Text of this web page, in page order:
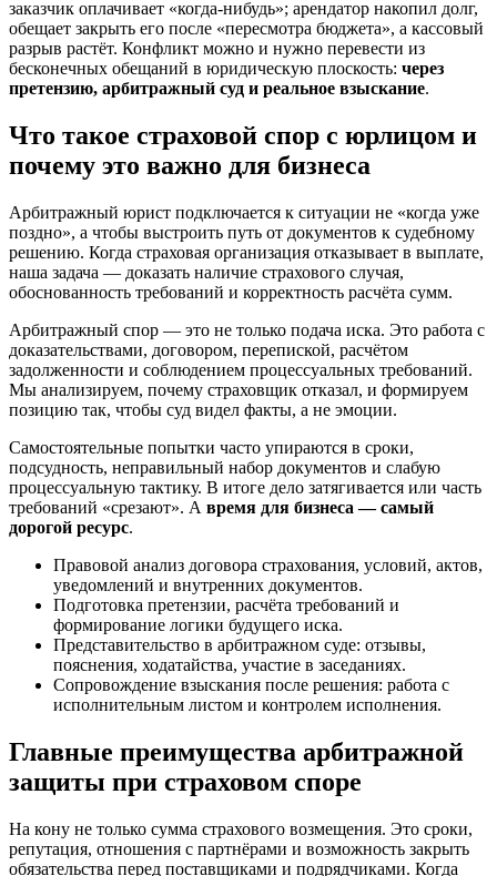
заказчик оплачивает «когда-нибудь»; арендатор накопил долг,
обещает закрыть его после «пересмотра бюджета», а кассовый
разрыв растёт. Конфликт можно и нужно перевести из
бесконечных обещаний в юридическую плоскость: через
претензию, арбитражный суд и реальное взыскание.
Что такое страховой спор с юрлицом и
почему это важно для бизнеса
Арбитражный юрист подключается к ситуации не «когда уже
поздно», а чтобы выстроить путь от документов к судебному
решению. Когда страховая организация отказывает в выплате,
наша задача — доказать наличие страхового случая,
обоснованность требований и корректность расчёта сумм.
Арбитражный спор — это не только подача иска. Это работа с
доказательствами, договором, перепиской, расчётом
задолженности и соблюдением процессуальных требований.
Мы анализируем, почему страховщик отказал, и формируем
позицию так, чтобы суд видел факты, а не эмоции.
Самостоятельные попытки часто упираются в сроки,
подсудность, неправильный набор документов и слабую
процессуальную тактику. В итоге дело затягивается или часть
требований «срезают». А время для бизнеса — самый
дорогой ресурс.
Правовой анализ договора страхования, условий, актов,
уведомлений и внутренних документов.
Подготовка претензии, расчёта требований и
формирование логики будущего иска.
Представительство в арбитражном суде: отзывы,
пояснения, ходатайства, участие в заседаниях.
Сопровождение взыскания после решения: работа с
исполнительным листом и контролем исполнения.
Главные преимущества арбитражной
защиты при страховом споре
На кону не только сумма страхового возмещения. Это сроки,
репутация, отношения с партнёрами и возможность закрыть
обязательства перед поставщиками и подрядчиками. Когда